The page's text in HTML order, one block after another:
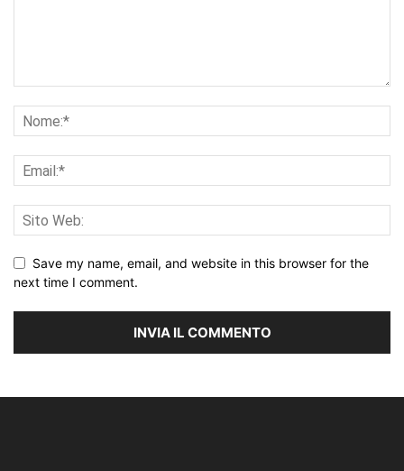
Save my name, email, and website in this browser for the
next time I comment.